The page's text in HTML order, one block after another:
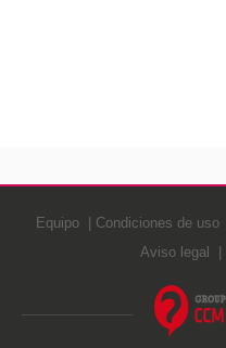
Equipo Condiciones de uso
Aviso legal